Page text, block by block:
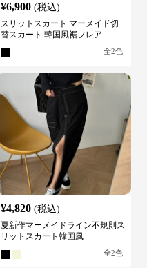
¥6,900 (税込)
スリットスカート マーメイド切
替スカート 韓国風裾フレア
全2色
¥4,820 (税込)
夏新作マーメイドライン不規則ス
リットスカート韓国風
全2色